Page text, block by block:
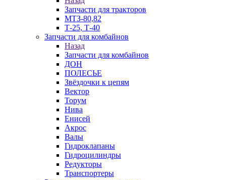
Запчасти для тракторов
МТЗ-80,82
Т-25, Т-40
Запчасти для комбайнов
Назад
Запчасти для комбайнов
ДОН
ПОЛЕСЬЕ
Звёздочки к цепям
Вектор
Торум
Нива
Енисей
Акрос
Валы
Гидроклапаны
Гидроцилиндры
Редукторы
Транспортеры